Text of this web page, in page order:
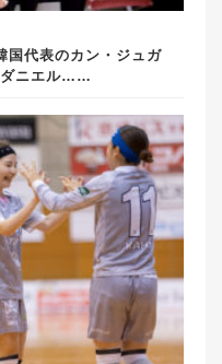
国代表のカン・ジュガ
ダニエル……